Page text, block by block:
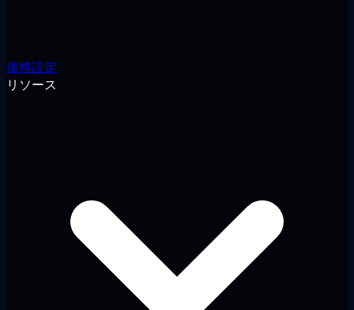
価格設定
リソース